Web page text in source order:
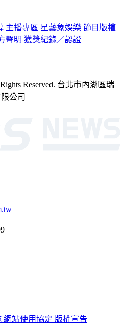
主播專區 星藝象娛樂 節目版權
聲明 獲獎紀錄／認證
Reserved. 台北市內湖區瑞
公司
網站使用協定 版權宣告